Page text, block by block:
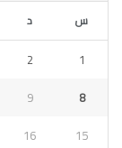
س د
1
2
8
9
15
16